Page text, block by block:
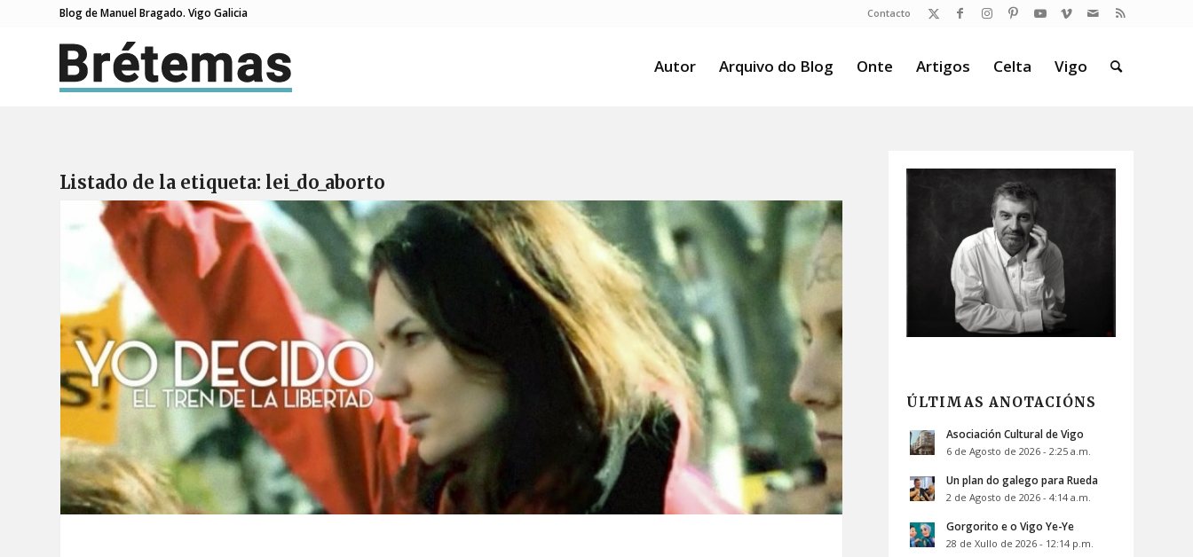
Contacto
Blog de Manuel Bragado. Vigo Galicia
Autor Arquivo do Blog Onte Artigos Celta Vigo
Listado de la etiqueta: lei_do_aborto
ÚLTIMAS ANOTACIÓNS
Asociación Cultural de Vigo
6 de Agosto de 2026 - 2:25 a.m.
Un plan do galego para Rueda
2 de Agosto de 2026 - 4:14 a.m.
Gorgorito e o Vigo Ye-Ye
28 de Xullo de 2026 - 12:14 p.m.